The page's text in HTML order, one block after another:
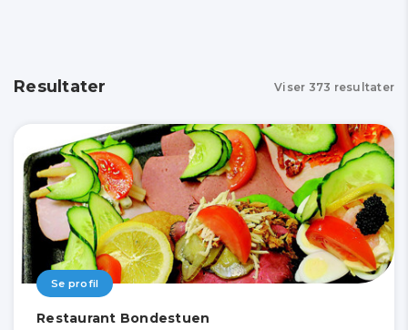
Resultater Viser 373 resultater
Se profil
Restaurant Bondestuen